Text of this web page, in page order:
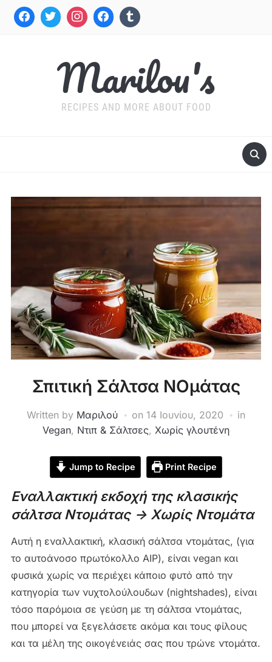
Marilou's
RECIPES AND MORE ABOUT FOOD
Σπιτική Σάλτσα NOμάτας
Written by Μαριλού on 14 Ιουνίου, 2020
in
Vegan, Ντιπ & Σάλτσες, Χωρίς γλουτένη
Jump to Recipe Print Recipe
Εναλλακτική εκδοχή της κλασικής
σάλτσα Ντομάτας -> Χωρίς Ντομάτα
Αυτή η εναλλακτική, κλασική σάλτσα ντομάτας, (για
το αυτοάνοσο πρωτόκολλο AIP), είναι vegan και
φυσικά χωρίς να περιέχει κάποιο φυτό από την
κατηγορία των νυχτολούλουδων (nightshades), είναι
τόσο παρόμοια σε γεύση με τη σάλτσα ντομάτας,
που μπορεί να ξεγελάσετε ακόμα και τους φίλους
και τα μέλη της οικογένειάς σας που τρώνε ντομάτα.